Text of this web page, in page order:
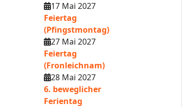
17 Mai 2027
Feiertag
(Pfingstmontag)
27 Mai 2027
Feiertag
(Fronleichnam)
28 Mai 2027
6. beweglicher
Ferientag